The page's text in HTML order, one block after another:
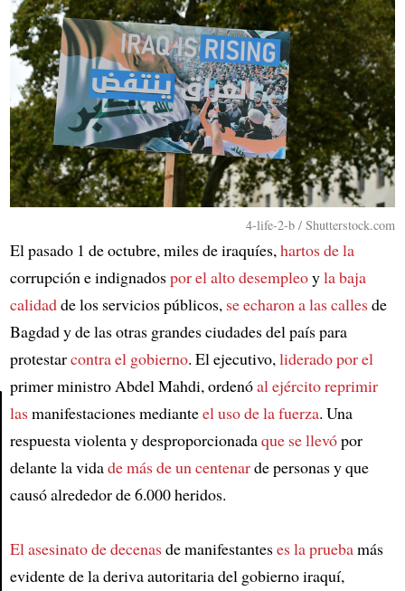
Article
4-life-2-b / Shutterstock.com
El pasado 1 de octubre, miles de iraquíes,hartos de la
corrupción e indignadospor el alto desempleoyla baja
calidadde los servicios públicos, se echaron a las callesde
Bagdad y de las otras grandes ciudades del país para
protestarcontra el gobierno. El ejecutivo,liderado por el
primer ministro Abdel Mahdi, ordenóal ejércitoreprimir
lasmanifestaciones medianteel uso de la fuerza. Una
respuesta violenta y desproporcionadaque se llevópor
delante la vidade más de un centenarde personas y que
causó alrededor de 6.000 heridos.
El asesinato de decenasde manifestanteses la pruebamás
evidente de la deriva autoritaria del gobierno iraquí,